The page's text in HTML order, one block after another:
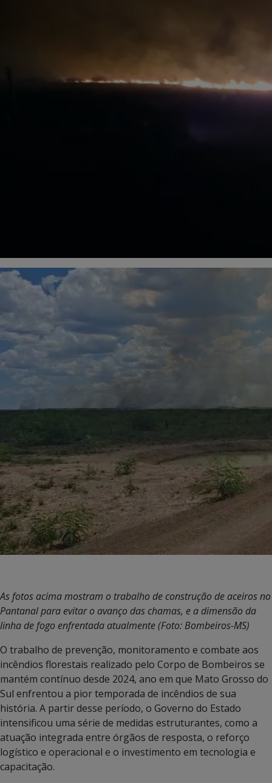
As fotos acima mostram o trabalho de construção de aceiros no
Pantanal para evitar o avanço das chamas, e a dimensão da
linha de fogo enfrentada atualmente (Foto: Bombeiros-MS)
O trabalho de prevenção, monitoramento e combate aos
incêndios florestais realizado pelo Corpo de Bombeiros se
mantém contínuo desde 2024, ano em que Mato Grosso do
Sul enfrentou a pior temporada de incêndios de sua
história. A partir desse período, o Governo do Estado
intensificou uma série de medidas estruturantes, como a
atuação integrada entre órgãos de resposta, o reforço
logístico e operacional e o investimento em tecnologia e
capacitação.